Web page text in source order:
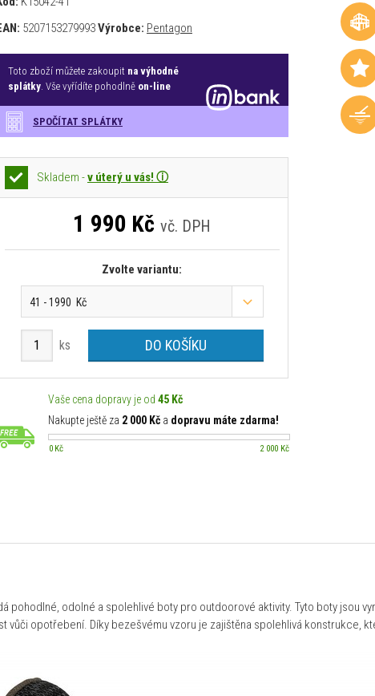
5207153279993Výrobce: Pentagon
Toto zboží můžete zakoupit na výhodné
splátky. Vše vyřídíte pohodlně on-line
SPOČÍTAT SPLÁTKY
Skladem -v úterý u vás! ⓘ
1 990 Kč vč. DPH
Zvolte variantu:
41 - 1990 Kč
ks DO KOŠÍKU
Vaše cena dopravy je od 45 Kč
Nakupte ještě za 2 000 Kča dopravu máte zdarma!
0 Kč 2 000 Kč
pohodlné, odolné a spolehlivé boty pro outdoorové aktivity. Tyto boty jsou
opotřebení. Díky bezešvému vzoru je zajištěna spolehlivá konstrukce,